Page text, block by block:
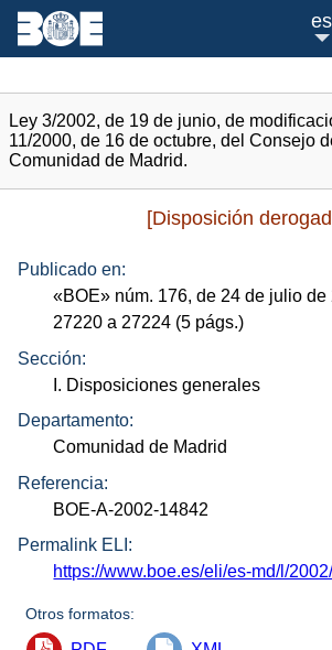
es
Ley 3/2002, de 19 de junio, de
11/2000, de 16 de octubre, del Consejo
Comunidad de Madrid.
[Disposición
Publicado en:
«BOE» núm. 176, de 24 de julio
27220 a 27224 (5 págs.)
Sección:
I. Disposiciones generales
Departamento:
Comunidad de Madrid
Referencia:
BOE-A-2002-14842
Permalink ELI:
https://www.boe.es/eli/es-md/l/
Otros formatos: